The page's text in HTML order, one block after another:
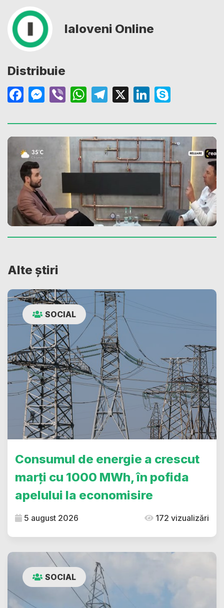
Ialoveni Online
Distribuie
Facebook
Messenger
ViberWhatsApp
Telegram
X LinkedIn
Alte știri
SOCIAL
Consumul de energie a crescut
marți cu 1000 MWh, în pofida
apelului la economisire
5 august 2026 172 vizualizări
SOCIAL